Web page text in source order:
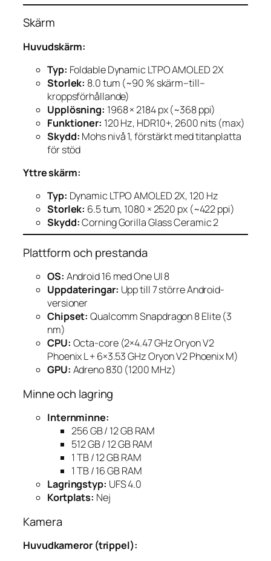
Skärm
Huvudskärm:
Typ: Foldable Dynamic LTPO AMOLED 2X
Storlek: 8.0 tum (~90 % skärm–till–
kroppsförhållande)
Upplösning: 1968 × 2184 px (~368 ppi)
Funktioner: 120 Hz, HDR10+, 2600 nits (max)
Skydd: Mohs nivå 1, förstärkt med titanplatta
för stöd
Yttre skärm:
Typ: Dynamic LTPO AMOLED 2X, 120 Hz
Storlek: 6.5 tum, 1080 × 2520 px (~422 ppi)
Skydd:Corning Gorilla Glass Ceramic 2
Plattform och prestanda
OS: Android 16 med One UI 8
Uppdateringar: Upp till 7 större Android-
versioner
Chipset: Qualcomm Snapdragon 8 Elite (3
nm)
CPU: Octa-core (2×4.47 GHz Oryon V2
Phoenix L + 6×3.53 GHz Oryon V2 Phoenix M)
GPU: Adreno 830 (1200 MHz)
Minne och lagring
Internminne:
256 GB / 12 GB RAM
512 GB / 12 GB RAM
1 TB / 12 GB RAM
1 TB / 16 GB RAM
Lagringstyp: UFS 4.0
Kortplats: Nej
Kamera
Huvudkameror (trippel):